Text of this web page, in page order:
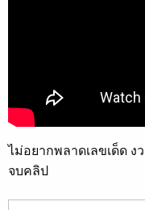
ไม่อยากพลาดเลขเด็ด
จบคลิป